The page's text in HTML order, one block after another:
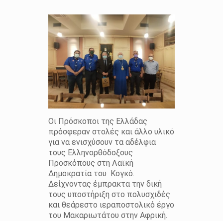
Οι Πρόσκοποι της Ελλάδας
πρόσφεραν στολές και άλλο υλικό
για να ενισχύσουν τα αδέλφια
τους Ελληνορθόδοξους
Προσκόπους στη Λαϊκή
Δημοκρατία του
Κογκό.
Δείχνοντας έμπρακτα την δική
τους υποστήριξη στο πολυσχιδές
και θεάρεστο ιεραποστολικό έργο
του Μακαριωτάτου στην Αφρική.